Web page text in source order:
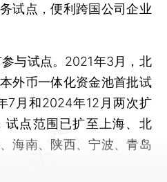
试点，便利跨国公司企业
试点。2021年3月，北
外币一体化资金池首批试
7月和2024年12月两次扩
试点范围已扩至上海、北
海南、陕西、宁波、青岛